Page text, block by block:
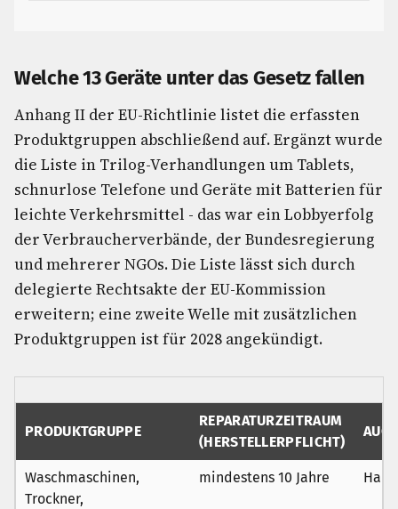
Welche 13 Geräte unter das Gesetz fallen
Anhang II der EU-Richtlinie listet die erfassten
Produktgruppen abschließend auf. Ergänzt wurde
die Liste in Trilog-Verhandlungen um Tablets,
schnurlose Telefone und Geräte mit Batterien für
leichte Verkehrsmittel - das war ein Lobbyerfolg
der Verbraucherverbände, der Bundesregierung
und mehrerer NGOs. Die Liste lässt sich durch
delegierte Rechtsakte der EU-Kommission
erweitern; eine zweite Welle mit zusätzlichen
Produktgruppen ist für 2028 angekündigt.
PRODUKTGRUPPE
REPARATURZEITRAUM
(HERSTELLERPFLICHT)
Waschmaschinen,
Trockner,
mindestens 10 Jahre